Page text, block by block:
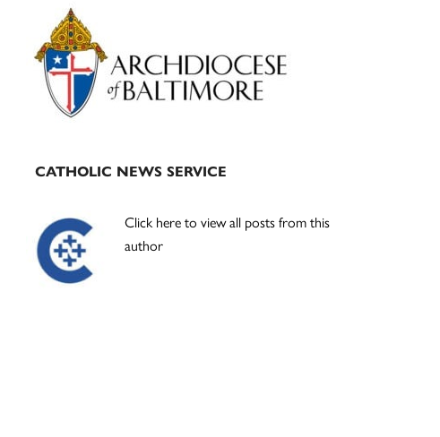
Primary
Sidebar
CATHOLIC NEWS SERVICE
Click here to view all posts from this
author